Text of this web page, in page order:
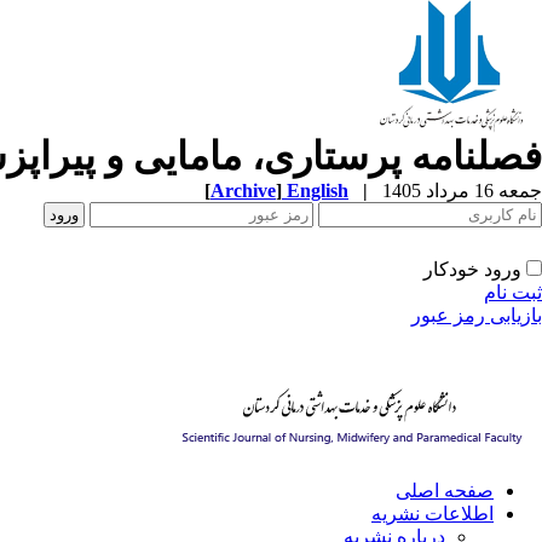
فصلنامه پرستاری، مامایی و
جمعه 16 مرداد 1405 |
English
[Archive]
ورود خودکار
ثبت نام
بازیابی رمز عبور
صفحه اصلی
اطلاعات نشریه
درباره نشریه